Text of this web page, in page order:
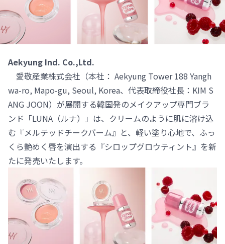
Aekyung Ind. Co.,Ltd.
愛敬産業株式会社（本社： Aekyung Tower 188 Yangh
wa-ro, Mapo-gu, Seoul, Korea、代表取締役社長：KIM S
ANG JOON）が展開する韓国発のメイクアップ専門ブラ
ンド「LUNA（ルナ）」は、クリームのように肌に溶け込
む『メルテッドチークバーム』と、軽い塗り心地で、ふっ
くら艶めく唇を演出する『シロップグロウティント』を新
たに発売いたします。